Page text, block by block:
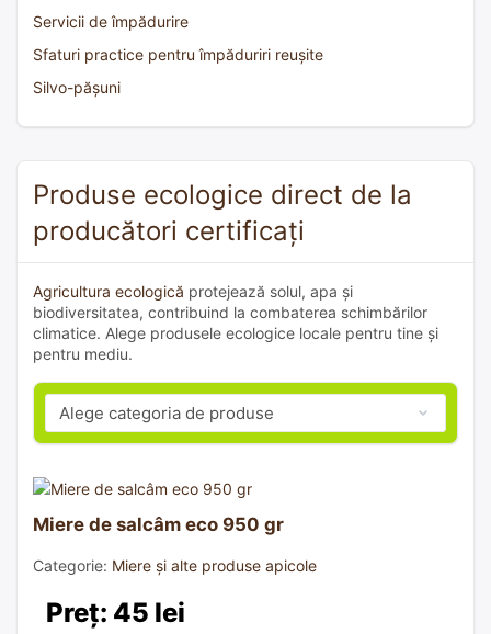
Servicii de împădurire
Sfaturi practice pentru împăduriri reușite
Silvo-pășuni
Produse ecologice direct de la
producători certificați
Agricultura ecologică protejează solul, apa și
biodiversitatea, contribuind la combaterea schimbărilor
climatice. Alege produsele ecologice locale pentru tine și
pentru mediu.
Miere de salcâm eco 950 gr
Categorie: Miere și alte produse apicole
Preț: 45 lei